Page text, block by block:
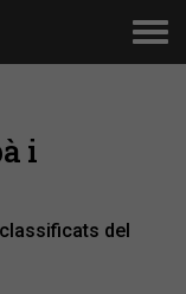
i
del